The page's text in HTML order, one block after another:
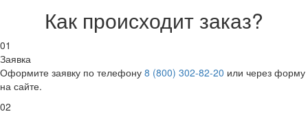
Как происходит заказ?
01
Заявка
Оформите заявку по телефону 8 (800) 302-82-20 или через форму
на сайте.
02